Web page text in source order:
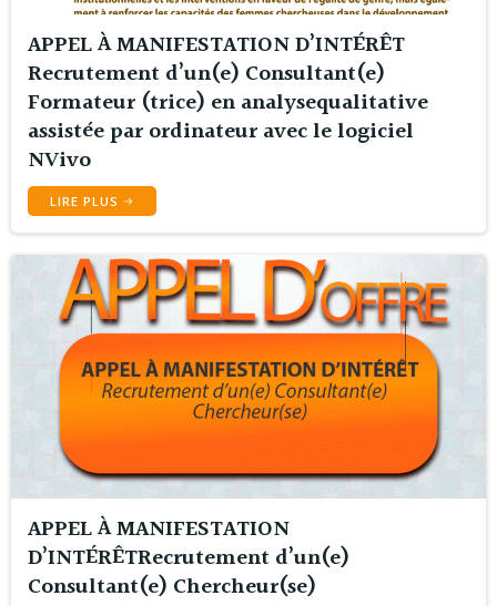
APPEL À MANIFESTATION D’INTÉRÊT
Recrutement d’un(e) Consultant(e)
Formateur (trice) en analysequalitative
assistée par ordinateur avec le logiciel
NVivo
LIRE PLUS
APPEL À MANIFESTATION
D’INTÉRÊTRecrutement d’un(e)
Consultant(e) Chercheur(se)